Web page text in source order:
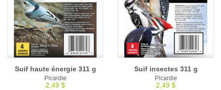
Suif haute énergie 311 g
Picardie
2,49 $
Suif insectes 311 g
Picardie
2,49 $